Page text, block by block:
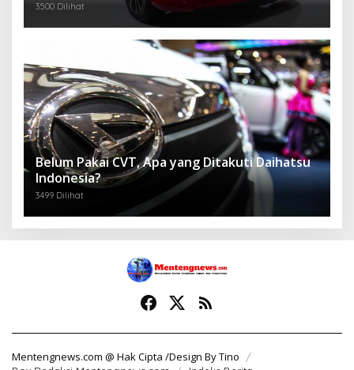
3500 Dilihat
Belum Pakai CVT, Apa yang Ditakuti Daihatsu
Indonesia?
3499 Dilihat
Mentengnews.com @ Hak Cipta /Design By Tino